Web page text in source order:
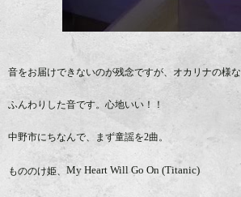
音をお届けできないのが残念ですが、オカリナの様な
ふんわりした音です。心地いい！！
中野市にちなんで、まず童謡を2曲。
もののけ姫、 My Heart Will Go On (Titanic)